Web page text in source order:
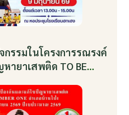
กรรมในโครงการรณรงค์
ายาเสพติด TO BE
อบ้านโป่ง ปีงบประมาณ
แกนนำ ในวันที่ 8 มิถุนายน